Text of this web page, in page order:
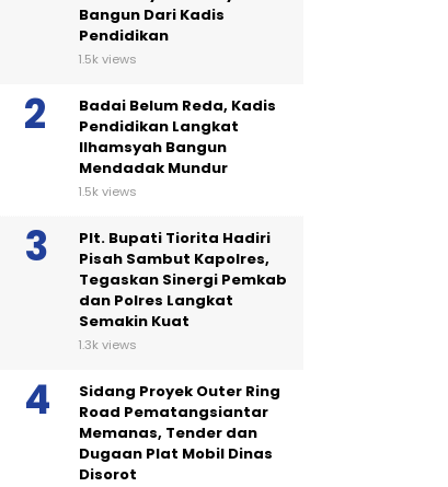
Bangun Dari Kadis
Pendidikan
1.5k views
Badai Belum Reda, Kadis
Pendidikan Langkat
Ilhamsyah Bangun
Mendadak Mundur
1.5k views
Plt. Bupati Tiorita Hadiri
Pisah Sambut Kapolres,
Tegaskan Sinergi Pemkab
dan Polres Langkat
Semakin Kuat
1.3k views
Sidang Proyek Outer Ring
Road Pematangsiantar
Memanas, Tender dan
Dugaan Plat Mobil Dinas
Disorot